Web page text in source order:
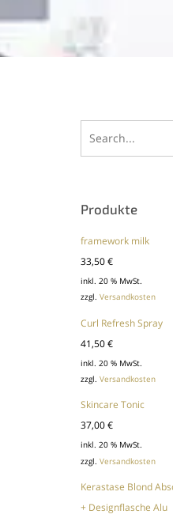
Produkte
framework milk
33,50€
inkl. 20 % MwSt.
zzgl.Versandkosten
Curl Refresh Spray
41,50€
inkl. 20 % MwSt.
zzgl.Versandkosten
Skincare Tonic
37,00€
inkl. 20 % MwSt.
zzgl.Versandkosten
Kerastase Blond
+ Designflasche Alu